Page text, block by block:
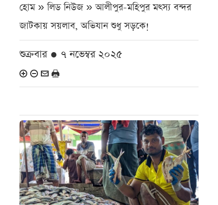
হোম » লিড নিউজ »আলীপুর-মহিপুর মৎস্য বন্দর
জাটকায় সয়লাব, অভিযান শুধু সড়কে!
শুক্রবার ● ৭ নভেম্বর ২০২৫